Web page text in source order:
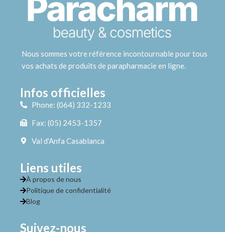
Nous sommes votre référence incontournable pour tous
vos achats de produits de parapharmacie en ligne.
Infos officielles
Phone: (064) 332-1233
Fax: (05) 2453-1357
Val d'Anfa Casablanca
Liens utiles
À propos de nous
Politique de confidentialité
Blog
Suivez-nous